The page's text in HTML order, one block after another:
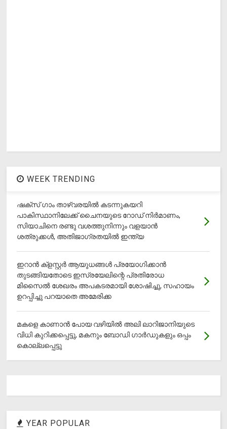
WEEK TRENDING
ഷക്സ് ​ഗാം താഴ്‌വരയിൽ കടന്നുകയറി
പാകിസ്ഥാനിലേക്ക് ചൈനയുടെ റോഡ് നിർമാണം,
സിയാചിനെ രണ്ടു വശത്തുനിന്നും വളയാൻ
ശത്രുക്കൾ, അതിജാ​ഗ്രതയിൽ ഇന്ത്യ
ഇറാന്‍ ക്‌ളസ്റ്റര്‍ ആയുധങ്ങള്‍ പ്രയോഗിക്കാന്‍
തുടങ്ങിയതോടെ ഇസ്രയേലിന്റെ പ്രതിരോധ
മിസൈല്‍ ശേഖരം അപകടരമായി ശോഷിച്ചു, സഹായം
ഉറപ്പിച്ചു പറയാതെ അമേരിക്ക
മകളെ കാണാന്‍ പോയ വഴിയില്‍ അലി ലാറിജാനിയുടെ
വിധി കുറിക്കപ്പെട്ടു, മകനും ബോഡി ഗാര്‍ഡുകളും ഒപ്പം
കൊല്ലപ്പെട്ടു
YEAR POPULAR